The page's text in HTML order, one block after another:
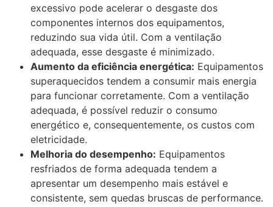
excessivo pode acelerar o desgaste dos
componentes internos dos equipamentos,
reduzindo sua vida útil. Com a ventilação
adequada, esse desgaste é minimizado.
Aumento da eficiência energética: Equipamentos
superaquecidos tendem a consumir mais energia
para funcionar corretamente. Com a ventilação
adequada, é possível reduzir o consumo
energético e, consequentemente, os custos com
eletricidade.
Melhoria do desempenho: Equipamentos
resfriados de forma adequada tendem a
apresentar um desempenho mais estável e
consistente, sem quedas bruscas de performance.